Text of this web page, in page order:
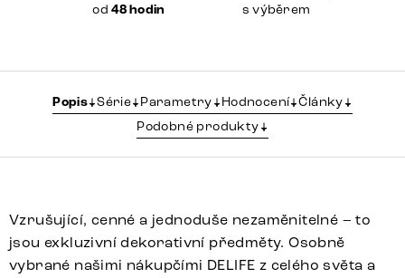
od48 hodin
s výběrem
Popis Série Parametry Hodnocení Články
Podobné produkty
Vzrušující, cenné a jednoduše nezaměnitelné – to
jsou exkluzivní dekorativní předměty. Osobně
vybrané našimi nákupčími DELIFE z celého světa a